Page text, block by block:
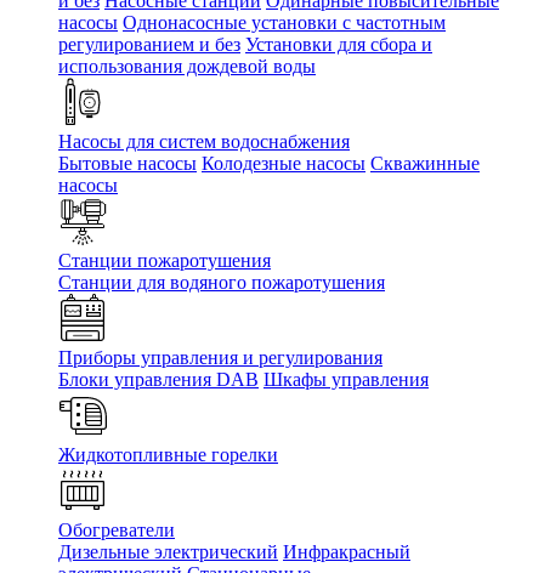
насосы Однонасосные установки с частотным
регулированием и без Установки для сбора и
использования дождевой воды
Насосы для систем водоснабжения
Бытовые насосы Колодезные насосы Скважинные
насосы
Станции пожаротушения
Станции для водяного пожаротушения
Приборы управления и регулирования
Блоки управления DAB Шкафы управления
Жидкотопливные горелки
Обогреватели
Дизельные электрический Инфракрасный